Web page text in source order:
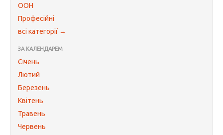
ООН
Професійні
всі категорії →
ЗА КАЛЕНДАРЕМ
Січень
Лютий
Березень
Квітень
Травень
Червень